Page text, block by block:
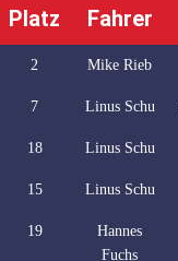
Platz Fahrer
2 Mike Rieb
7 Linus Schu
18 Linus Schu
15 Linus Schu
19
Hannes
Fuchs